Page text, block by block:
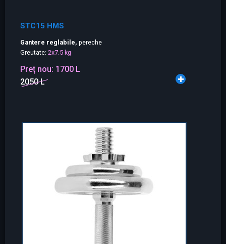
STC15 HMS
Gantere reglabile, pereche
Greutate: 2x7.5 kg
Preț nou: 1700 L
2050 L